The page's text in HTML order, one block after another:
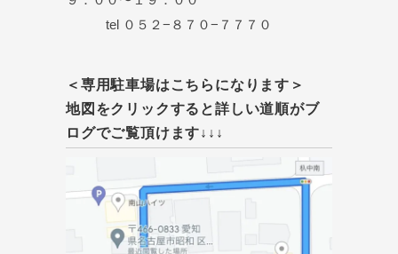
tel ０５２−８７０−７７７０
＜専用駐車場はこちらになります＞
地図をクリックすると詳しい道順がブ
ログでご覧頂けます↓↓↓